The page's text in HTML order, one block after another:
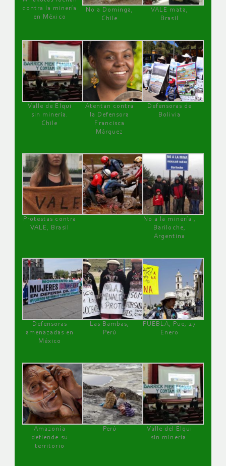
contra la minería
en México
No a Dominga,
Chile
VALE mata,
Brasil
Valle de Elqui
sin minería.
Chile
Atentan contra
la Defensora
Francisca
Márquez
Defensoras de
Bolivia
Protestas contra
VALE, Brasil
No a la minería ,
Bariloche,
Argentina
Defensoras
amenazadas en
México
Las Bambas,
Perú
PUEBLA, Pue, 27
Enero
Amazonía
defiende su
territorio
Perú
Valle del Elqui
sin minería.